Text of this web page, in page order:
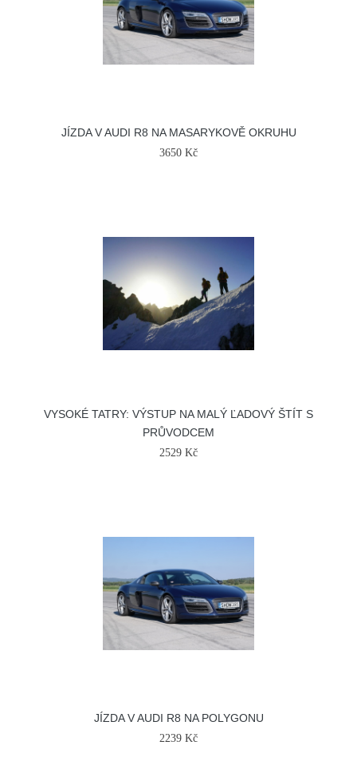
JÍZDA V AUDI R8 NA MASARYKOVĚ OKRUHU
3650 Kč
VYSOKÉ TATRY: VÝSTUP NA MALÝ ĽADOVÝ ŠTÍT S
PRŮVODCEM
2529 Kč
JÍZDA V AUDI R8 NA POLYGONU
2239 Kč